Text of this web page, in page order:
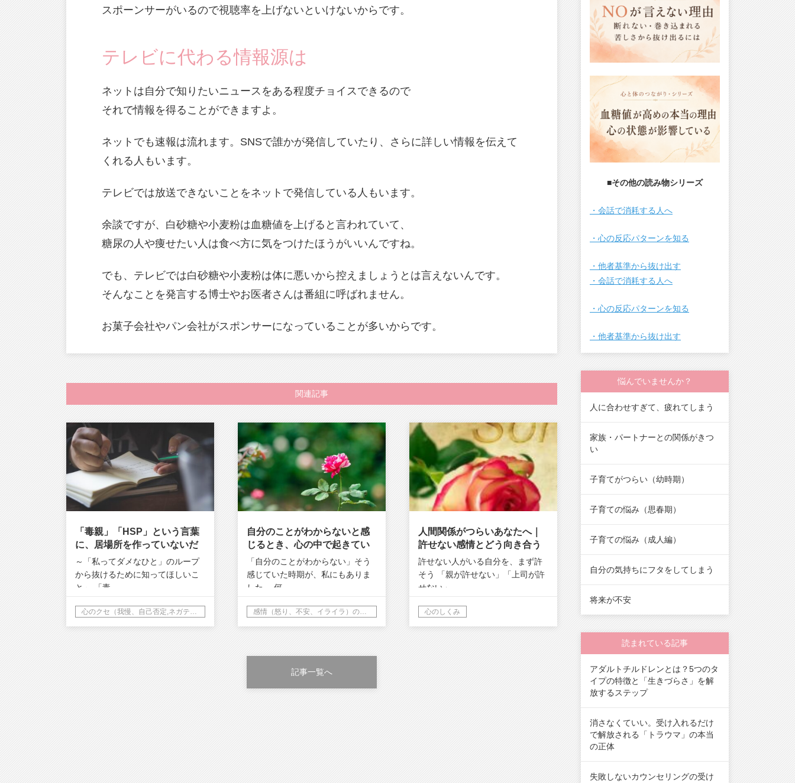
スポーンサーがいるので視聴率を上げないといけないからです。
テレビに代わる情報源は
ネットは自分で知りたいニュースをある程度チョイスできるので
それで情報を得ることができますよ。
ネットでも速報は流れます。SNSで誰かが発信していたり、さらに詳しい情報を伝えて
くれる人もいます。
テレビでは放送できないことをネットで発信している人もいます。
余談ですが、白砂糖や小麦粉は血糖値を上げると言われていて、
糖尿の人や痩せたい人は食べ方に気をつけたほうがいいんですね。
でも、テレビでは白砂糖や小麦粉は体に悪いから控えましょうとは言えないんです。
そんなことを発言する博士やお医者さんは番組に呼ばれません。
お菓子会社やパン会社がスポンサーになっていることが多いからです。
関連記事
「毒親」「HSP」という言葉
に、居場所を作っていないだ
ろうか
～「私ってダメなひと」のループ
から抜けるために知ってほしいこ
と～ 「毒…
心のクセ（我慢、自己否定,ネガティブ思考）
自分のことがわからないと感
じるとき、心の中で起きてい
ること
「自分のことがわからない」そう
感じていた時期が、私にもありま
した。 何…
感情（怒り、不安、イライラ）の理解
人間関係がつらいあなたへ｜
許せない感情とどう向き合う
か？
許せない人がいる自分を、まず許
そう 「親が許せない」「上司が許
せない」…
心のしくみ
記事一覧へ
■その他の読み物シリーズ
・会話で消耗する人へ
・心の反応パターンを知る
・他者基準から抜け出す
・会話で消耗する人へ
・心の反応パターンを知る
・他者基準から抜け出す
悩んでいませんか？
人に合わせすぎて、疲れてしまう
家族・パートナーとの関係がきつ
い
子育てがつらい（幼時期）
子育ての悩み（思春期）
子育ての悩み（成人編）
自分の気持ちにフタをしてしまう
将来が不安
読まれている記事
アダルトチルドレンとは？5つのタ
イプの特徴と「生きづらさ」を解
放するステップ
消さなくていい。受け入れるだけ
で解放される「トラウマ」の本当
の正体
失敗しないカウンセリングの受け